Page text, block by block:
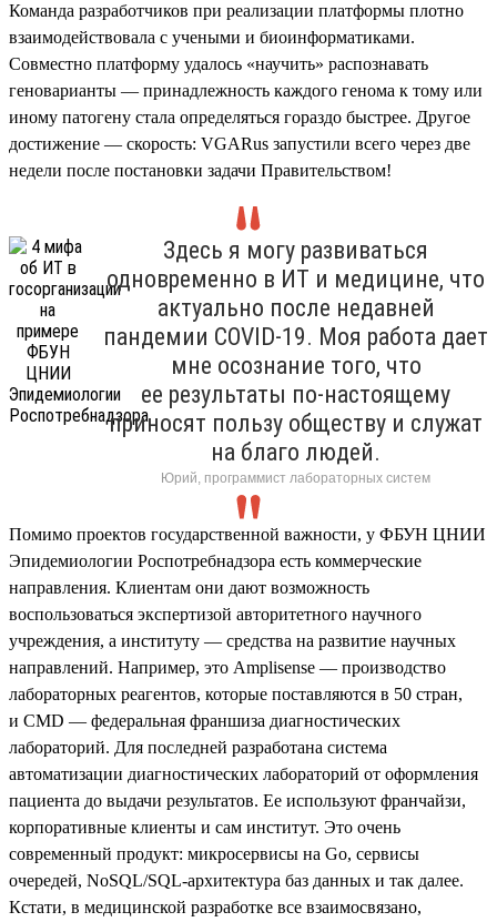
Команда разработчиков при реализации платформы плотно
взаимодействовала с учеными и биоинформатиками.
Совместно платформу удалось «научить» распознавать
геноварианты — принадлежность каждого генома к тому или
иному патогену стала определяться гораздо быстрее. Другое
достижение — скорость: VGARus запустили всего через две
недели после постановки задачи Правительством!
Здесь я могу развиваться
одновременно в ИТ и медицине, что
актуально после недавней
пандемии COVID-19. Моя работа дает
мне осознание того, что
ее результаты по-настоящему
приносят пользу обществу и служат
на благо людей.
Юрий, программист лабораторных систем
Помимо проектов государственной важности, у ФБУН ЦНИИ
Эпидемиологии Роспотребнадзора есть коммерческие
направления. Клиентам они дают возможность
воспользоваться экспертизой авторитетного научного
учреждения, а институту — средства на развитие научных
направлений. Например, это Amplisense — производство
лабораторных реагентов, которые поставляются в 50 стран,
и CMD — федеральная франшиза диагностических
лабораторий. Для последней разработана система
автоматизации диагностических лабораторий от оформления
пациента до выдачи результатов. Ее используют франчайзи,
корпоративные клиенты и сам институт. Это очень
современный продукт: микросервисы на Go, сервисы
очередей, NoSQL/SQL-архитектура баз данных и так далее.
Кстати, в медицинской разработке все взаимосвязано,